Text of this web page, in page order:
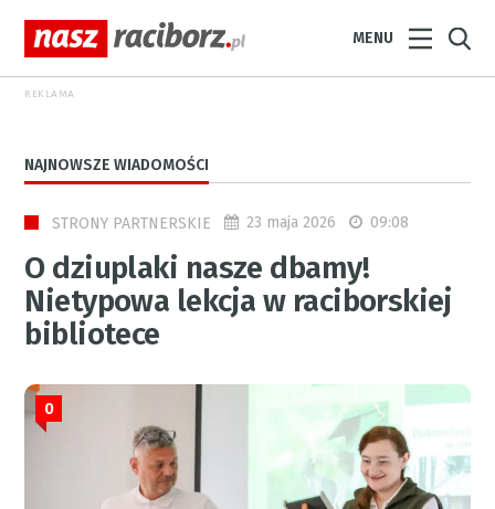
MENU
REKLAMA
NAJNOWSZE WIADOMOŚCI
STRONY PARTNERSKIE 23 maja 2026 09:08
O dziuplaki nasze dbamy!
Nietypowa lekcja w raciborskiej
bibliotece
0